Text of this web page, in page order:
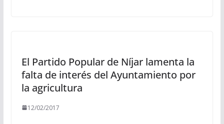
El Partido Popular de Níjar lamenta la
falta de interés del Ayuntamiento por
la agricultura
12/02/2017